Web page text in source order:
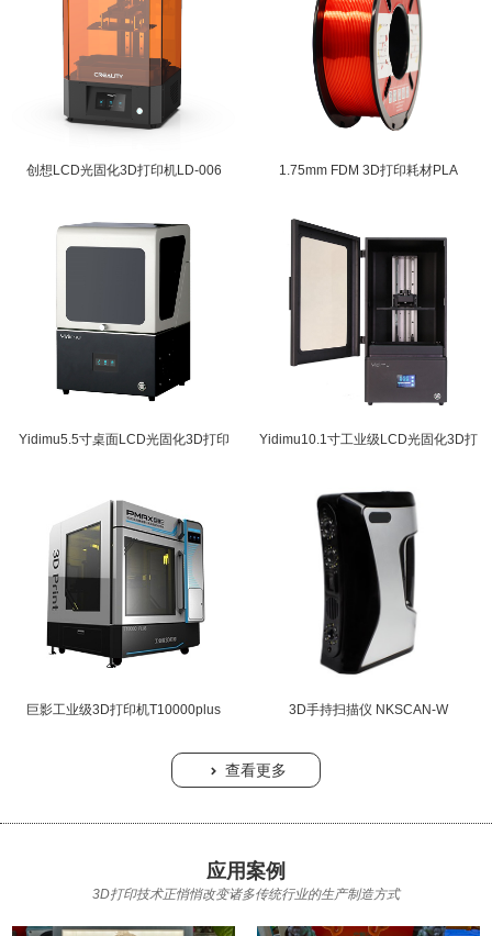
创想LCD光固化3D打印机LD-006 1.75mm FDM 3D打印耗材PLA
Yidimu5.5寸桌面LCD光固化3D打印
Yidimu10.1寸工业级LCD光固化3D打
巨影工业级3D打印机T10000plus 3D手持扫描仪 NKSCAN-W
 查看更多
应用案例
3D打印技术正悄悄改变诸多传统行业的生产制造方式